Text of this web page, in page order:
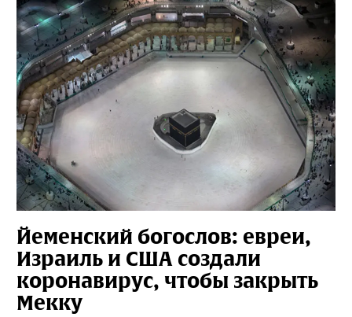
Йеменский богослов: евреи,
Израиль и США создали
коронавирус, чтобы закрыть
Мекку